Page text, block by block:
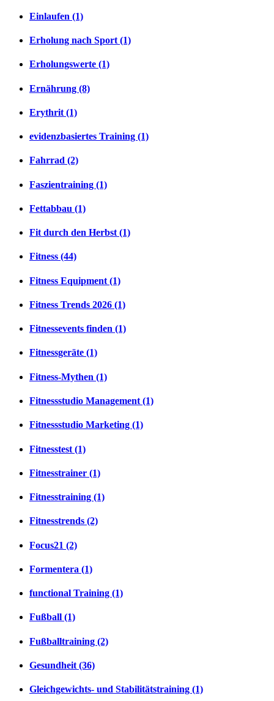
Einlaufen (1)
Erholung nach Sport (1)
Erholungswerte (1)
Ernährung (8)
Erythrit (1)
evidenzbasiertes Training (1)
Fahrrad (2)
Faszientraining (1)
Fettabbau (1)
Fit durch den Herbst (1)
Fitness (44)
Fitness Equipment (1)
Fitness Trends 2026 (1)
Fitnessevents finden (1)
Fitnessgeräte (1)
Fitness-Mythen (1)
Fitnessstudio Management (1)
Fitnessstudio Marketing (1)
Fitnesstest (1)
Fitnesstrainer (1)
Fitnesstraining (1)
Fitnesstrends (2)
Focus21 (2)
Formentera (1)
functional Training (1)
Fußball (1)
Fußballtraining (2)
Gesundheit (36)
Gleichgewichts- und Stabilitätstraining (1)